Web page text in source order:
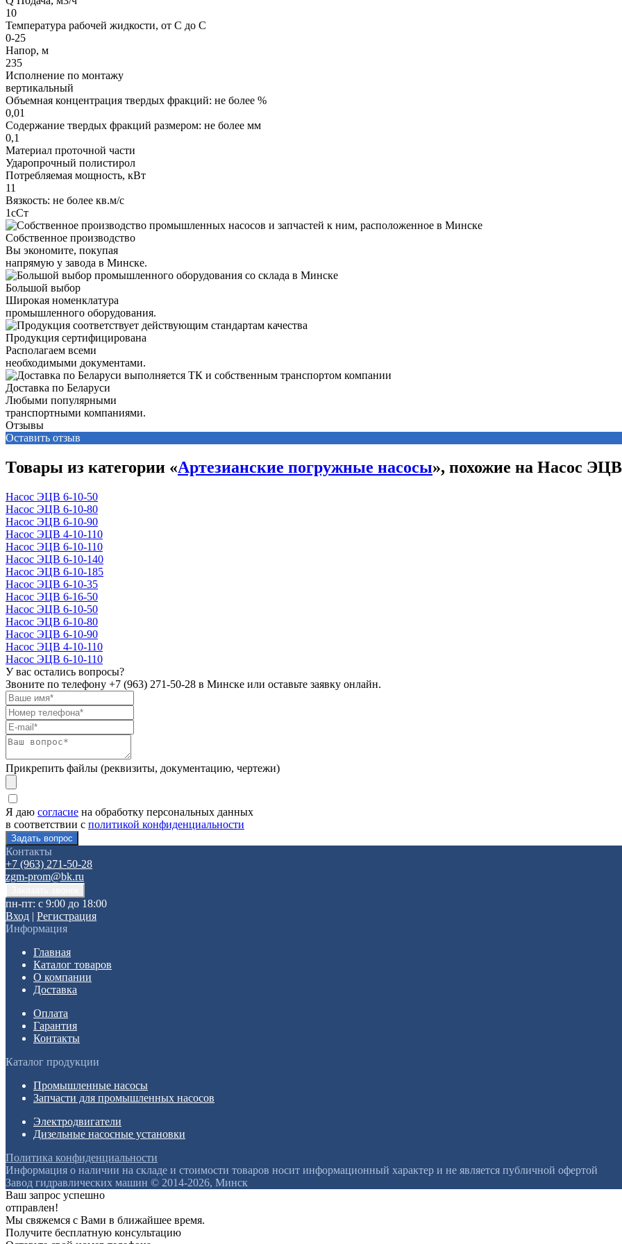
10
Температура рабочей жидкости, от С до С
0-25
Напор, м
235
Исполнение по монтажу
вертикальный
Объемная концентрация твердых фракций: не более %
0,01
Содержание твердых фракций размером: не более мм
0,1
Материал проточной части
Ударопрочный полистирол
Потребляемая мощность, кВт
11
Вязкость: не более кв.м/с
1сСт
Собственное производство
Вы экономите, покупая
напрямую у завода в Минске.
Большой выбор
Широкая номенклатура
промышленного оборудования.
Продукция сертифицирована
Располагаем всеми
необходимыми документами.
Доставка по Беларуси
Любыми популярными
транспортными компаниями.
Отзывы
Оставить отзыв
Товары из категории «Артезианские погружные насосы», похожие на Насос
Насос ЭЦВ 6-10-50
Насос ЭЦВ 6-10-80
Насос ЭЦВ 6-10-90
Насос ЭЦВ 4-10-110
Насос ЭЦВ 6-10-110
Насос ЭЦВ 6-10-140
Насос ЭЦВ 6-10-185
Насос ЭЦВ 6-10-35
Насос ЭЦВ 6-16-50
Насос ЭЦВ 6-10-50
Насос ЭЦВ 6-10-80
Насос ЭЦВ 6-10-90
Насос ЭЦВ 4-10-110
Насос ЭЦВ 6-10-110
У вас остались вопросы?
Звоните по телефону +7 (963) 271-50-28 в Минске или оставьте заявку онлайн.
Прикрепить файлы (реквизиты, документацию, чертежи)
Я даю согласие на обработку персональных данных
в соответствии с политикой конфиденциальности
Контакты
+7 (963) 271-50-28
zgm-prom@bk.ru
пн-пт: с 9:00 до 18:00
Вход | Регистрация
Информация
Главная
Каталог товаров
О компании
Доставка
Оплата
Гарантия
Контакты
Каталог продукции
Промышленные насосы
Запчасти для промышленных насосов
Электродвигатели
Дизельные насосные установки
Политика конфиденциальности
Информация о наличии на складе и стоимости товаров носит информационный характер и не является публичной офертой
Завод гидравлических машин © 2014-2026, Минск
Ваш запрос успешно
отправлен!
Мы свяжемся с Вами в ближайшее время.
Получите бесплатную консультацию